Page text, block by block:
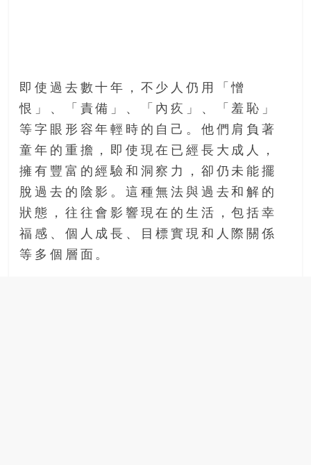
即使過去數十年，不少人仍用「憎
恨」、「責備」、「內疚」、「羞恥」
等字眼形容年輕時的自己。他們肩負著
童年的重擔，即使現在已經長大成人，
擁有豐富的經驗和洞察力，卻仍未能擺
脫過去的陰影。這種無法與過去和解的
狀態，往往會影響現在的生活，包括幸
福感、個人成長、目標實現和人際關係
等多個層面。